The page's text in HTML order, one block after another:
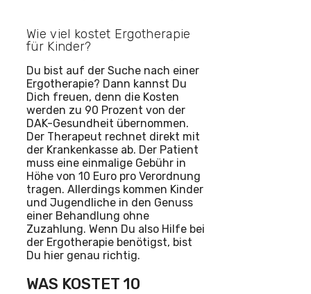
Wie viel kostet Ergotherapie
für Kinder?
Du bist auf der Suche nach einer
Ergotherapie? Dann kannst Du
Dich freuen, denn die Kosten
werden zu 90 Prozent von der
DAK-Gesundheit übernommen.
Der Therapeut rechnet direkt mit
der Krankenkasse ab. Der Patient
muss eine einmalige Gebühr in
Höhe von 10 Euro pro Verordnung
tragen. Allerdings kommen Kinder
und Jugendliche in den Genuss
einer Behandlung ohne
Zuzahlung. Wenn Du also Hilfe bei
der Ergotherapie benötigst, bist
Du hier genau richtig.
WAS KOSTET 10